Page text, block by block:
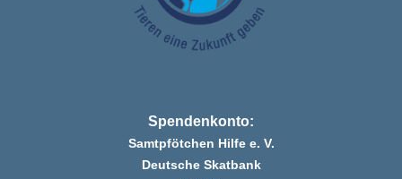
Spendenkonto:
Samtpfötchen Hilfe e. V.
Deutsche Skatbank